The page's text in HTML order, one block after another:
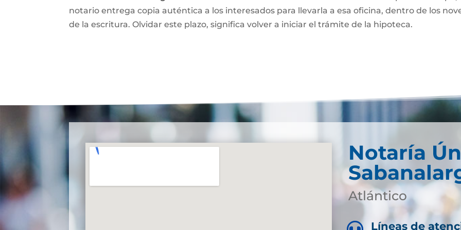
notario entrega copia auténtica a los interesados para llevarla a esa oficina, dentro de los
de la escritura. Olvidar este plazo, significa volver a iniciar el trámite de la hipoteca.
Notaría
Atlántico
Líneas de